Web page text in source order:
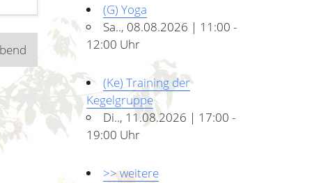
(G) Yoga
Sa.., 08.08.2026 | 11:00 -
12:00 Uhr
(Ke) Training der
Kegelgruppe
Di.., 11.08.2026 | 17:00 -
19:00 Uhr
>> weitere